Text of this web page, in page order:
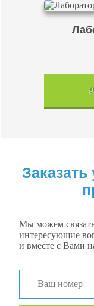
Мы можем
интересующие
и вместе с Вами